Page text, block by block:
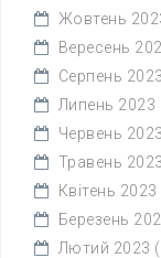
Жовтень
Вересень
Серпень 2023
Липень 2023
Червень 2023
Травень 2023
Квітень 2023
Березень
Лютий 2023